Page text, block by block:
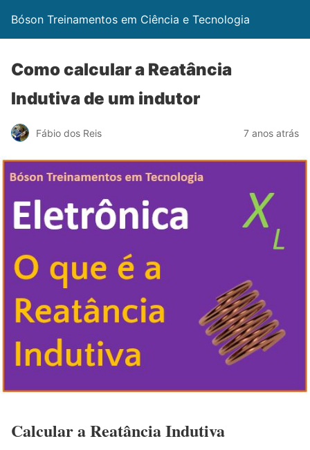
Bóson Treinamentos em Ciência e Tecnologia
Como calcular a Reatância
Indutiva de um indutor
Fábio dos Reis 7 anos atrás
Calcular a Reatância Indutiva